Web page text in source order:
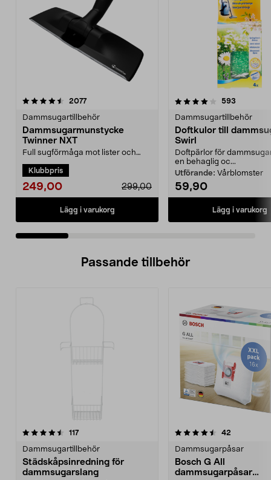
2077recensioner
Dammsugartillbehör
Dammsugarmunstycke
Twinner NXT
Full sugförmåga mot lister och
Dammsugarmunstycke som
Klubbpris
249,00 299,00
Lägg i varukorg
4.0 av 5 stjärnor 593
Dammsugartillbehör
Doftkulor till
Swirl
Doftpärlor för
en behaglig oc...
Utförande: Vårblomster
59,90
Lägg i varukorg
4.5 av 5 stjärnor
Passande tillbehör
117recensioner
Dammsugartillbehör
Städskåpsinredning för
dammsugarslang
4.5av 5 stjärnor 42
Dammsugarpåsar
Bosch G All
dammsugarpåsar
5.0av 5 stjärnor